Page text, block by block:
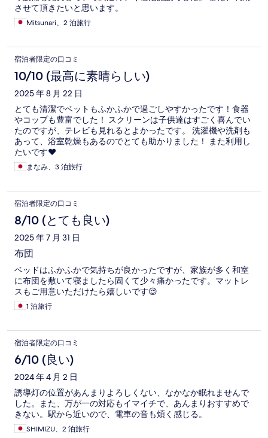
させて頂きたいと思います。
Mitsunari、2 泊旅行
宿泊者限定の口コミ
10/10 (最高に素晴らしい)
2025 年 8 月 22 日
とても清潔でベットもふかふかで過ごしやすかったです！食器
やコップも豊富でした！ スクリーンは子供達はすごく喜んでい
たのですが、テレビも見れるとよかったです。 洗濯機や洗剤も
あって、浴室乾燥もあるのでとても助かりました！ また利用し
たいです♥
まなみ、3 泊旅行
宿泊者限定の口コミ
8/10 (とても良い)
2025 年 7 月 31 日
布団
ベッドはふかふかで気持ちが良かったですが、家族が多く和室
に布団を敷いて寝ましたら固くて少々痛かったです。マットレ
スもご用意いただけたら嬉しいです😌
1 泊旅行
宿泊者限定の口コミ
6/10 (良い)
2024 年 4 月 2 日
誘導灯の位置があんまりよろしくない、なかなか眠れませんで
した。また、万が一の対応もイマイチで、あんまりおすすめで
きない。駅から近いので、電車の音も煩く感じる。
SHIMIZU、2 泊旅行